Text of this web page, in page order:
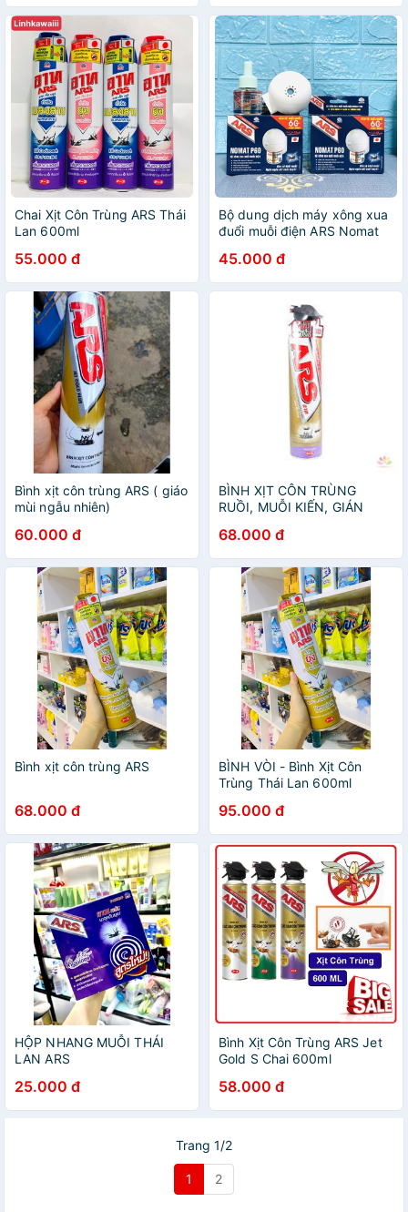
Chai Xịt Côn Trùng ARS Thái
Lan 600ml
55.000 đ
Bộ dung dịch máy xông xua
đuổi muỗi điện ARS Nomat
Bản
45.000 đ
Bình xịt côn trùng ARS ( giáo
mùi ngẫu nhiên)
60.000 đ
BÌNH XỊT CÔN TRÙNG
RUỒI, MUỖI KIẾN, GIÁN
68.000 đ
Bình xịt côn trùng ARS
68.000 đ
BÌNH VÒI - Bình Xịt Côn
Trùng Thái Lan 600ml
95.000 đ
HỘP NHANG MUỖI THÁI
LAN ARS
25.000 đ
Bình Xịt Côn Trùng ARS Jet
Gold S Chai 600ml
58.000 đ
Trang 1/2
1 2